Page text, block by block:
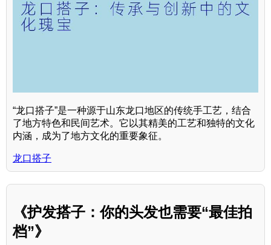
“龙口搭子”是一种源于山东龙口地区的传统手工艺，结合
了地方特色和民间艺术。它以其精美的工艺和独特的文化
内涵，成为了地方文化的重要象征。
龙口搭子
《护发搭子：你的头发也需要“最佳拍
档”》